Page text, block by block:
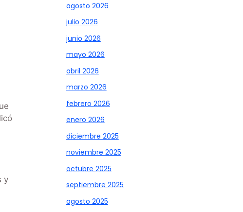
y
agosto 2026
julio 2026
junio 2026
mayo 2026
abril 2026
marzo 2026
febrero 2026
enero 2026
diciembre 2025
noviembre 2025
octubre 2025
septiembre 2025
agosto 2025